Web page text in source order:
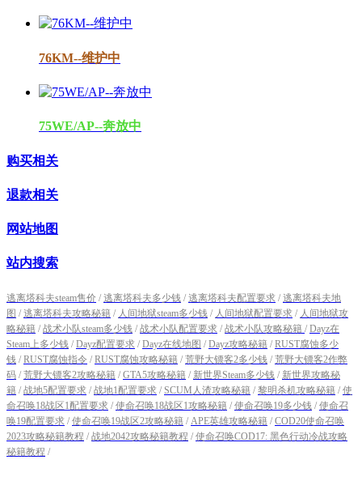
76KM--维护中
75WE/AP--奔放中
购买相关
退款相关
网站地图
站内搜索
逃离塔科夫steam售价 / 逃离塔科夫多少钱 / 逃离塔科夫配置要求 / 逃离塔科夫地
图 / 逃离塔科夫攻略秘籍 / 人间地狱steam多少钱 / 人间地狱配置要求 / 人间地狱攻
略秘籍 / 战术小队steam多少钱 / 战术小队配置要求 / 战术小队攻略秘籍 / Dayz在
Steam上多少钱 / Dayz配置要求 / Dayz在线地图 / Dayz攻略秘籍 / RUST腐蚀多少
钱 / RUST腐蚀指令 / RUST腐蚀攻略秘籍 / 荒野大镖客2多少钱 / 荒野大镖客2作弊
码 / 荒野大镖客2攻略秘籍 / GTA5攻略秘籍 / 新世界Steam多少钱 / 新世界攻略秘
籍 / 战地5配置要求 / 战地1配置要求 / SCUM人渣攻略秘籍 / 黎明杀机攻略秘籍 / 使
命召唤18战区1配置要求 / 使命召唤18战区1攻略秘籍 / 使命召唤19多少钱 / 使命召
唤19配置要求 / 使命召唤19战区2攻略秘籍 / APE英雄攻略秘籍 / COD20使命召唤
2023攻略秘籍教程 / 战地2042攻略秘籍教程 / 使命召唤COD17: 黑色行动冷战攻略
秘籍教程 /